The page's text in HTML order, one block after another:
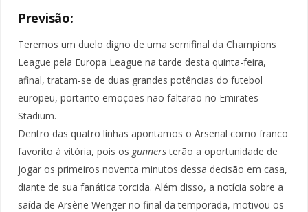
Previsão:
Teremos um duelo digno de uma semifinal da Champions
League pela Europa League na tarde desta quinta-feira,
afinal, tratam-se de duas grandes potências do futebol
europeu, portanto emoções não faltarão no Emirates
Stadium.
Dentro das quatro linhas apontamos o Arsenal como franco
favorito à vitória, pois os gunnersterão a oportunidade de
jogar os primeiros noventa minutos dessa decisão em casa,
diante de sua fanática torcida. Além disso, a notícia sobre a
saída de Arsène Wenger no final da temporada, motivou os